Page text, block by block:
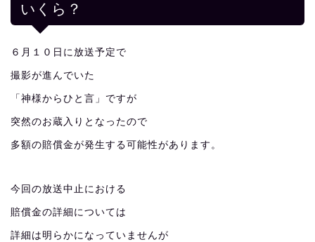
いくら？
６月１０日に放送予定で
撮影が進んでいた
「神様からひと言」ですが
突然のお蔵入りとなったので
多額の賠償金が発生する可能性があります。
今回の放送中止における
賠償金の詳細については
詳細は明らかになっていませんが